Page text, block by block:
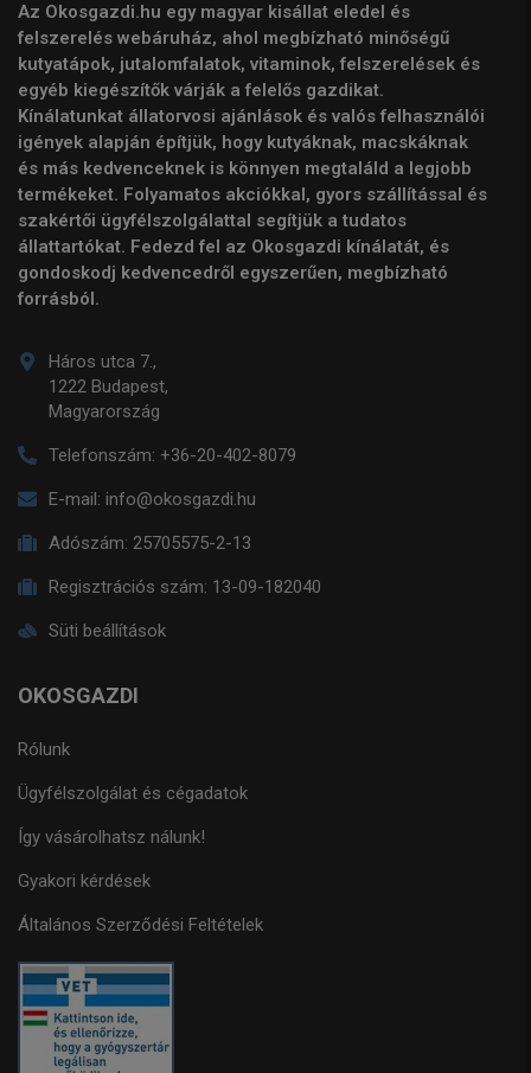
Az Okosgazdi.hu egy magyar kisállat eledel és
felszerelés webáruház, ahol megbízható minőségű
kutyatápok, jutalomfalatok, vitaminok, felszerelések és
egyéb kiegészítők várják a felelős gazdikat.
Kínálatunkat állatorvosi ajánlások és valós felhasználói
igények alapján építjük, hogy kutyáknak, macskáknak
és más kedvenceknek is könnyen megtaláld a legjobb
termékeket. Folyamatos akciókkal, gyors szállítással és
szakértői ügyfélszolgálattal segítjük a tudatos
állattartókat. Fedezd fel az Okosgazdi kínálatát, és
gondoskodj kedvencedről egyszerűen, megbízható
forrásból.
Háros utca 7.,
1222 Budapest,
Magyarország
Telefonszám: +36-20-402-8079
E-mail: info@okosgazdi.hu
Adószám: 25705575-2-13
Regisztrációs szám: 13-09-182040
Süti beállítások
OKOSGAZDI
Rólunk
Ügyfélszolgálat és cégadatok
Így vásárolhatsz nálunk!
Gyakori kérdések
Általános Szerződési Feltételek